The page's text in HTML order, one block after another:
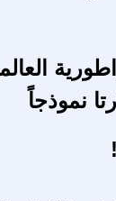
نموذجاً